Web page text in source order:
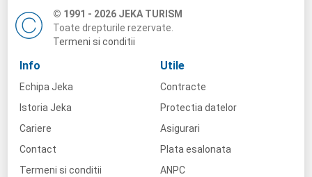
© 1991 - 2026 JEKA TURISM
Toate drepturile rezervate.
Termeni si conditii
Info
Echipa Jeka
Istoria Jeka
Cariere
Contact
Termeni si conditii
Utile
Contracte
Protectia datelor
Asigurari
Plata esalonata
ANPC